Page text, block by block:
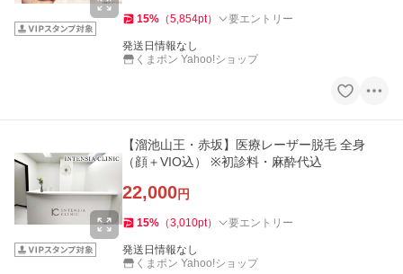
15% （5,854pt） 要エントリー
発送日情報なし
くまポン Yahoo!ショップ
【溜池山王・赤坂】医療レーザー脱毛 全身
（顔＋VIO込） ※初診料・麻酔代込
22,000円
15% （3,010pt） 要エントリー
発送日情報なし
くまポン Yahoo!ショップ